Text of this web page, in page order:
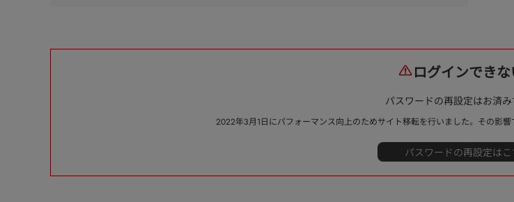
ログインでき
パスワードの再設定はお済み
2022年3月1日にパフォーマンス向上のためサイト移転を行いました。その影